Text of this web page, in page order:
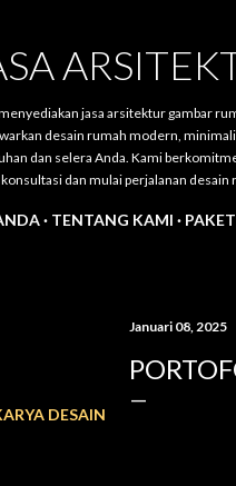
jasa arsitektur gambar
desain rumah modern,
dan selera Anda. Kami
dan mulai perjalanan desain
TENTANG KAMI
DESAIN
Januari 08, 2025